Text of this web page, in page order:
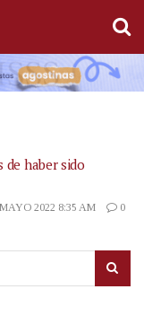
de haber sido
2022 8:35 AM 0